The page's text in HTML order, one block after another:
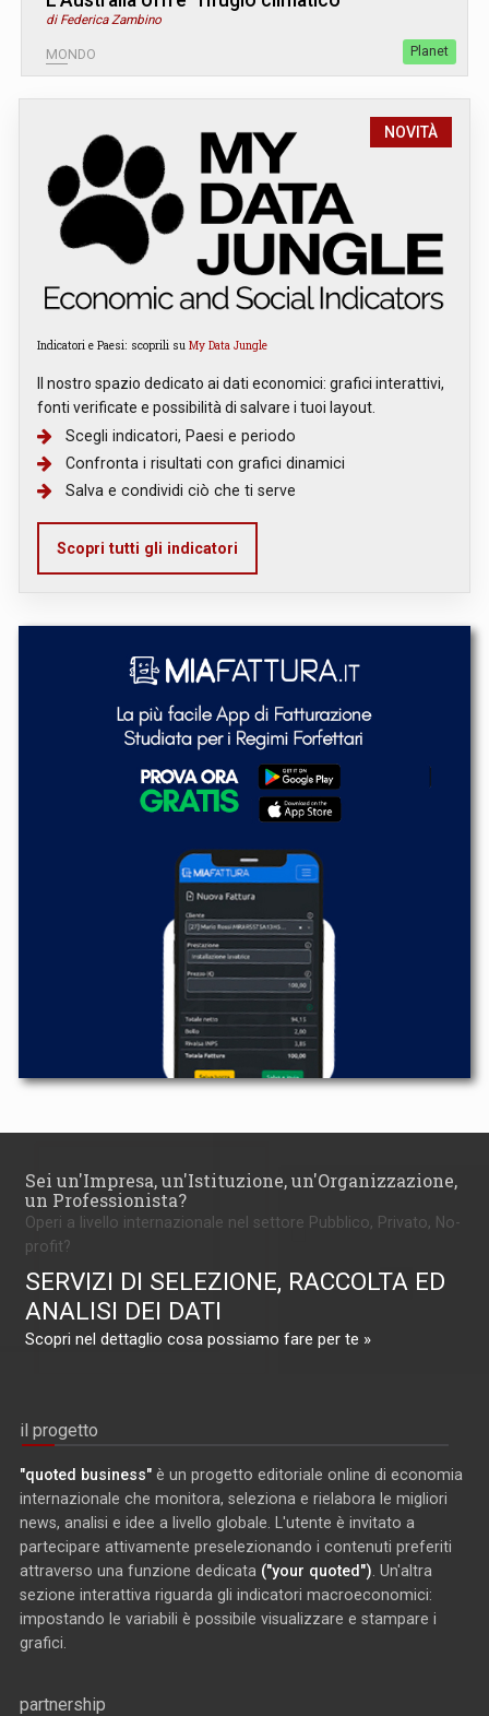
di Federica Zambino
MONDO Planet
NOVITÀ
Indicatori e Paesi: scoprili su My Data Jungle
Il nostro spazio dedicato ai dati economici: grafici interattivi,
fonti verificate e possibilità di salvare i tuoi layout.
Scegli indicatori, Paesi e periodo
Confronta i risultati con grafici dinamici
Salva e condividi ciò che ti serve
Scopri tutti gli indicatori
Sei un'Impresa, un'Istituzione, un'Organizzazione,
un Professionista?
Operi a livello internazionale nel settore Pubblico, Privato, No-
profit?
SERVIZI DI SELEZIONE, RACCOLTA ED
ANALISI DEI DATI
Scopri nel dettaglio cosa possiamo fare per te »
il progetto
"quoted business" è un progetto editoriale online di economia
internazionale che monitora, seleziona e rielabora le migliori
news, analisi e idee a livello globale. L'utente è invitato a
partecipare attivamente preselezionando i contenuti preferiti
attraverso una funzione dedicata ("your quoted") . Un'altra
sezione interattiva riguarda gli indicatori macroeconomici:
impostando le variabili è possibile visualizzare e stampare i
grafici.
partnership